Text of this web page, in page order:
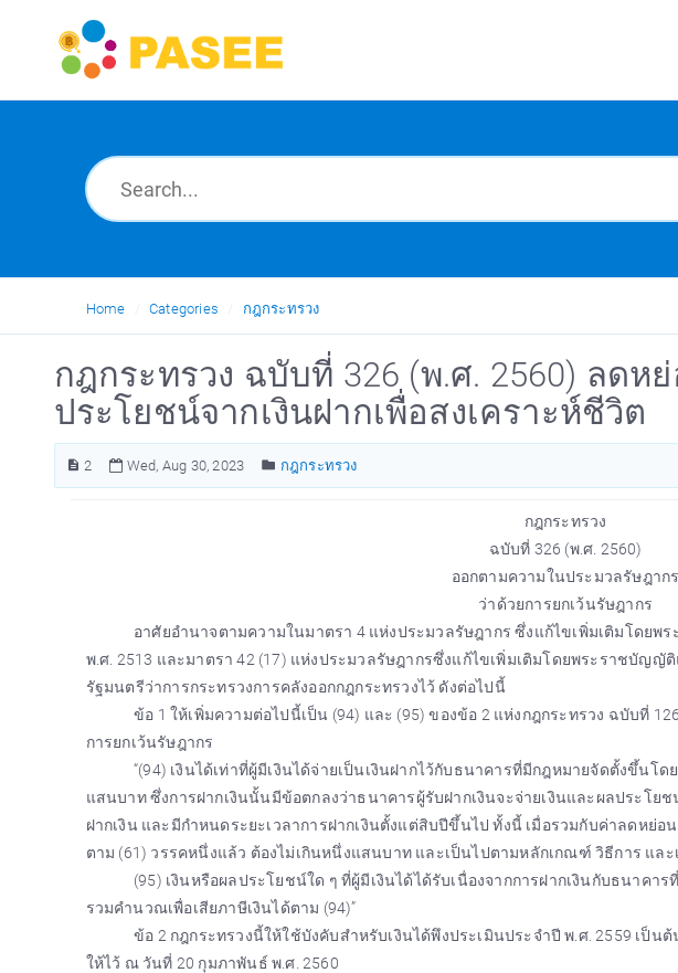
Home Categories กฎกระทรวง
กฎกระทรวง ฉบับที่ 326 (พ.ศ. 2560) ลดห
ประโยชน์จากเงินฝากเพื่อสงเคราะห์ชีวิต
2 Wed, Aug 30, 2023 กฎกระทรวง
กฎกระทรวง
ฉบับที่ 326 (พ.ศ. 2560)
ออกตามความในประมวลรัษฎากร
ว่าด้วยการยกเว้นรัษฎากร
อาศัยอำนาจตามความในมาตรา 4 แห่งประมวลรัษฎากร ซึ่งแก้ไขเพิ่มเติมโดย
พ.ศ. 2513 และมาตรา 42 (17) แห่งประมวลรัษฎากรซึ่งแก้ไขเพิ่มเติมโดยพระราชบัญญั
รัฐมนตรีว่าการกระทรวงการคลังออกกฎกระทรวงไว้ ดังต่อไปนี้
ข้อ 1 ให้เพิ่มความต่อไปนี้เป็น (94) และ (95) ของข้อ 2 แห่งกฎกระทรวง ฉบับที่
การยกเว้นรัษฎากร
“(94) เงินได้เท่าที่ผู้มีเงินได้จ่ายเป็นเงินฝากไว้กับธนาคารที่มีกฎหมายจัดตั้งขึ้นโ
แสนบาท ซึ่งการฝากเงินนั้นมีข้อตกลงว่าธนาคารผู้รับฝากเงินจะจ่ายเงินและผลประโ
ฝากเงิน และมีกำหนดระยะเวลาการฝากเงินตั้งแต่สิบปีขึ้นไป ทั้งนี้ เมื่อรวมกับค่าลดหย่อ
ตาม (61) วรรคหนึ่งแล้ว ต้องไม่เกินหนึ่งแสนบาท และเป็นไปตามหลักเกณฑ์ วิธีการ แล
(95) เงินหรือผลประโยชน์ใด ๆ ที่ผู้มีเงินได้ได้รับเนื่องจากการฝากเงินกับธนาค
รวมคำนวณเพื่อเสียภาษีเงินได้ตาม (94)”
ข้อ 2 กฎกระทรวงนี้ให้ใช้บังคับสำหรับเงินได้พึงประเมินประจำปี พ.ศ. 2559 เป็นต้
ให้ไว้ ณ วันที่ 20 กุมภาพันธ์ พ.ศ. 2560